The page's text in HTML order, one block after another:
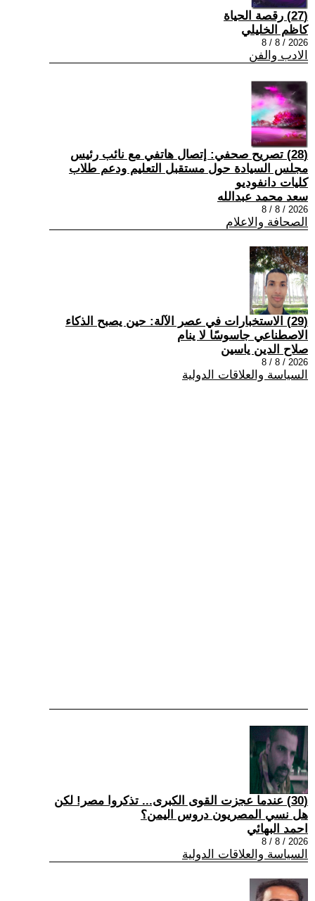
(27) رقصة الحياة
كاظم الخليلي
2026 / 8 / 8
الادب والفن
(28) تصريح صحفي: إتصال هاتفي مع نائب رئيس
مجلس السيادة حول مستقبل التعليم ودعم طلاب
كليات دانفوديو
سعد محمد عبدالله
2026 / 8 / 8
الصحافة والاعلام
(29) الاستخبارات في عصر الآلة: حين يصبح الذكاء
الاصطناعي جاسوسًا لا ينام
صلاح الدين ياسين
2026 / 8 / 8
السياسة والعلاقات الدولية
(30) عندما عجزت القوى الكبرى... تذكروا مصر! لكن
هل نسي المصريون دروس اليمن؟
احمد البهائي
2026 / 8 / 8
السياسة والعلاقات الدولية